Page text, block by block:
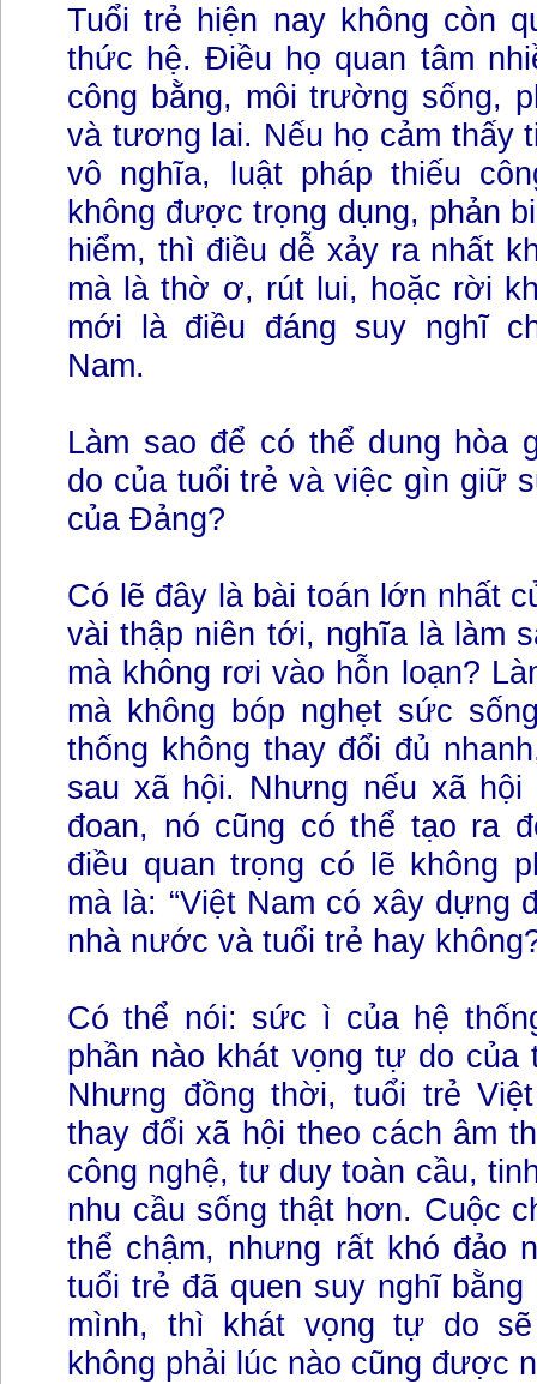
Tuổi trẻ hiện nay không còn
thức hệ. Điều họ quan tâm
công bằng, môi trường sống,
và tương lai. Nếu họ cảm thấy
vô nghĩa, luật pháp thiếu
không được trọng dụng, phản
hiểm, thì điều dễ xảy ra nhất
mà là thờ ơ, rút lui, hoặc rời
mới là điều đáng suy nghĩ
Nam.
Làm sao để có thể dung hòa
do của tuổi trẻ và việc gìn giữ
của Đảng?
Có lẽ đây là bài toán lớn nhất
vài thập niên tới, nghĩa là làm
mà không rơi vào hỗn loạn?
mà không bóp nghẹt sức
thống không thay đổi đủ
sau xã hội. Nhưng nếu xã
đoan, nó cũng có thể tạo ra
điều quan trọng có lẽ không
mà là: “Việt Nam có xây dựng
nhà nước và tuổi trẻ hay
Có thể nói: sức ì của hệ
phần nào khát vọng tự do của
Nhưng đồng thời, tuổi trẻ
thay đổi xã hội theo cách âm
công nghệ, tư duy toàn cầu,
nhu cầu sống thật hơn. Cuộc
thể chậm, nhưng rất khó đảo
tuổi trẻ đã quen suy nghĩ
mình, thì khát vọng tự do
không phải lúc nào cũng được